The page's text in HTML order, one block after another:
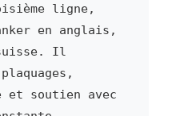
ligne,
en anglais,
Il
et soutien avec